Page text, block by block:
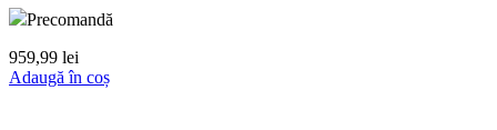
Precomandă
959,99 lei
Adaugă în coș